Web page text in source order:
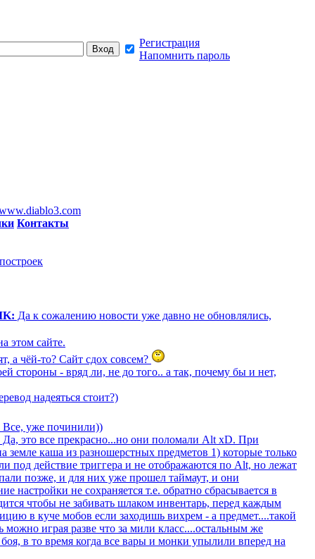
Регистрация
Напомнить пароль
Контакты
Да к сожалению новости уже давно не обновлялись,
этом сайте.
а чёй-то? Сайт сдох совсем?
стороны - вряд ли, не до того.. а так, почему бы и нет,
надеяться стоит?)
Все, уже починили))
Да, это все прекрасно...но они поломали Alt xD. При
каша из разношерстных предметов 1) которые только
под действие триггера и не отображаются по Alt, но лежат
позже, и для них уже прошел таймаут, и они
не сохраняется т.е. обратно сбрасывается в
чтобы не забивать шлаком инвентарь, перед каждым
в куче мобов если заходишь вихрем - а предмет....такой
играя разве что за мили класс....остальным же
в то время когда все вары и монки упылили вперед на